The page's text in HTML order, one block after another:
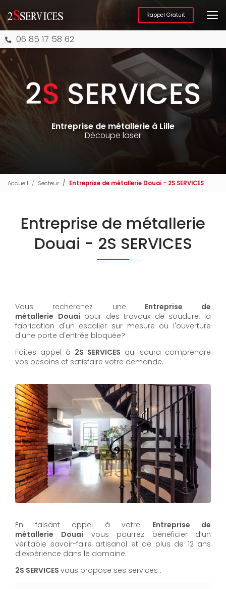
au
contenu
principal06 85 17 58 62
Rappel Gratuit
Entreprise de métallerie à Lille
Découpe laser
Accueil Secteur Entreprise de métallerie Douai - 2S SERVICES
Entreprise de métallerie
Douai - 2S SERVICES
Vous recherchez une Entreprise de
métallerie Douai pour des travaux de soudure, la
fabrication d'un escalier sur mesure ou l'ouverture
d'une porte d'entrée bloquée?
Faites appel à 2S SERVICES qui saura comprendre
vos besoins et satisfaire votre demande.
En faisant appel à votre Entreprise de
métallerie
Douai vous pourrez bénéficier d’un
véritable savoir-faire artisanal et de plus de 12 ans
d'expérience dans le domaine.
2S SERVICES vous propose ses services :